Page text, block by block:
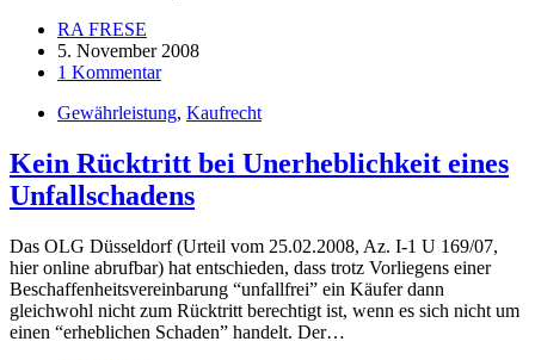
RA FRESE
5. November 2008
1 Kommentar
Gewährleistung, Kaufrecht
Kein Rücktritt bei Unerheblichkeit eines
Unfallschadens
Das OLG Düsseldorf (Urteil vom 25.02.2008, Az. I-1 U 169/07,
hier online abrufbar) hat entschieden, dass trotz Vorliegens einer
Beschaffenheitsvereinbarung “unfallfrei” ein Käufer dann
gleichwohl nicht zum Rücktritt berechtigt ist, wenn es sich nicht um
einen “erheblichen Schaden” handelt. Der…